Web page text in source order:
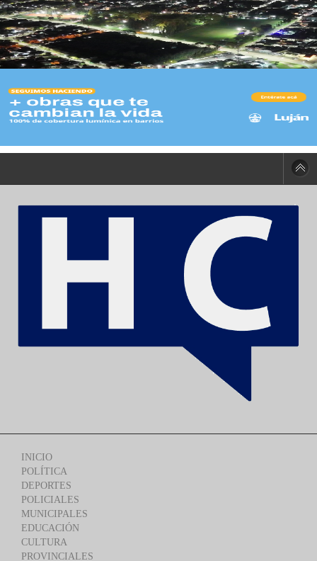
INICIO
POLÍTICA
DEPORTES
POLICIALES
MUNICIPALES
EDUCACIÓN
CULTURA
PROVINCIALES